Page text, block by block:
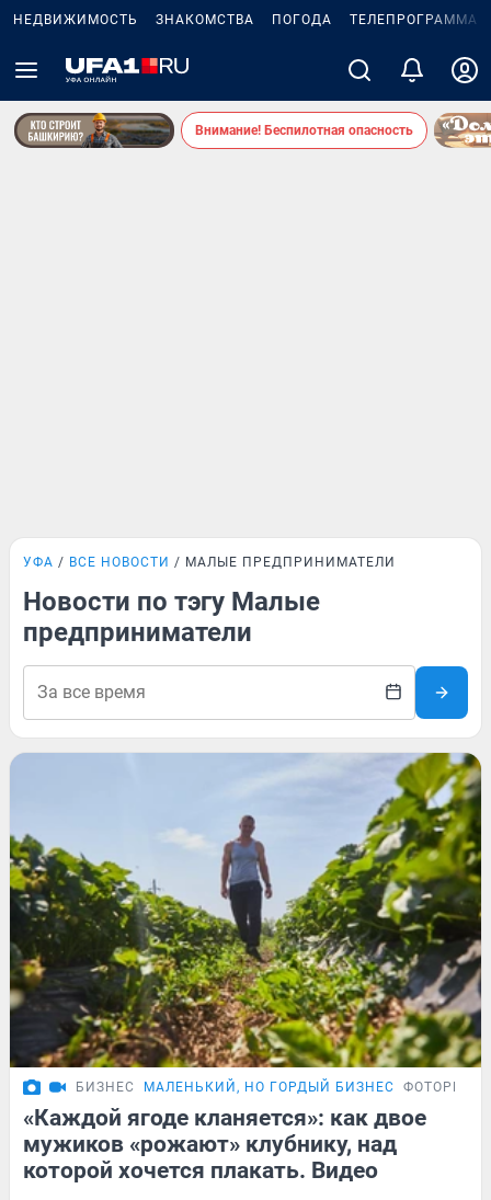
НЕДВИЖИМОСТЬ ЗНАКОМСТВА ПОГОДА ТЕЛЕПРОГРАММА
Внимание! Беспилотная опасность
УФА ВСЕ НОВОСТИ МАЛЫЕ ПРЕДПРИНИМАТЕЛИ
Новости по тэгу Малые
предприниматели
БИЗНЕС МАЛЕНЬКИЙ, НО ГОРДЫЙ БИЗНЕС
«Каждой ягоде кланяется»: как двое
мужиков «рожают» клубнику, над
которой хочется плакать. Видео